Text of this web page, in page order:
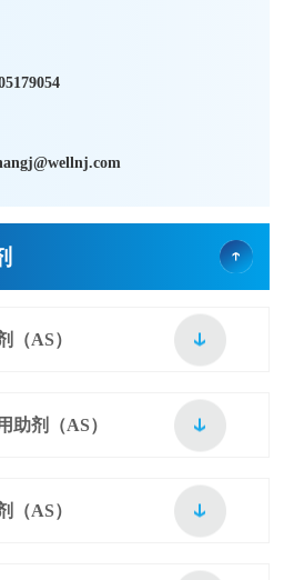
（AS）
助剂（AS）
（AS）